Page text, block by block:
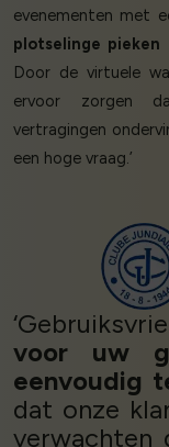
evenementen met
plotselinge pieken
Door de virtuele
ervoor zorgen
vertragingen
een hoge vraag.’
voor uw
eenvoudig
dat onze
verwachten